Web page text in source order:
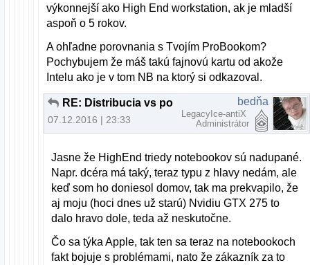
výkonnejší ako High End workstation, ak je mladší
aspoň o 5 rokov.
A ohľadne porovnania s Tvojím ProBookom?
Pochybujem že máš takú fajnovú kartu od akože
Intelu ako je v tom NB na ktorý si odkazoval.
07.12.2016 | 23:33
bedňa
LegacyIce-antiX
Administrátor
Jasne že HighEnd triedy notebookov sú nadupané.
Napr. dcéra má taký, teraz typu z hlavy nedám, ale
keď som ho doniesol domov, tak ma prekvapilo, že
aj moju (hoci dnes už starú) Nvidiu GTX 275 to
dalo hravo dole, teda až neskutočne.
Čo sa týka Apple, tak ten sa teraz na notebookoch
fakt bojuje s problémami, nato že zákazník za to